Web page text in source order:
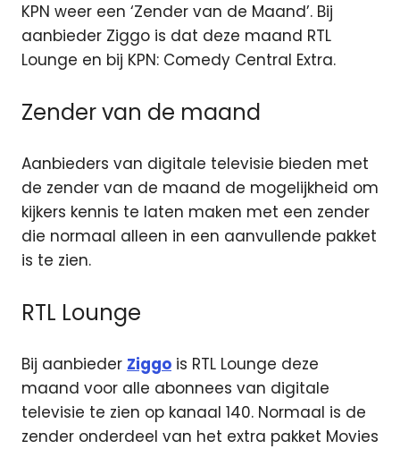
KPN weer een ‘Zender van de Maand’. Bij
aanbieder Ziggo is dat deze maand RTL
Lounge en bij KPN: Comedy Central Extra.
Zender van de maand
Aanbieders van digitale televisie bieden met
de zender van de maand de mogelijkheid om
kijkers kennis te laten maken met een zender
die normaal alleen in een aanvullende pakket
is te zien.
RTL Lounge
Bij aanbieder Ziggo is RTL Lounge deze
maand voor alle abonnees van digitale
televisie te zien op kanaal 140. Normaal is de
zender onderdeel van het extra pakket Movies